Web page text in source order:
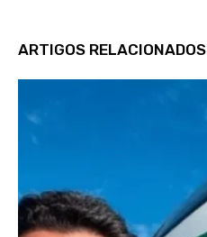
ARTIGOS RELACIONADOS